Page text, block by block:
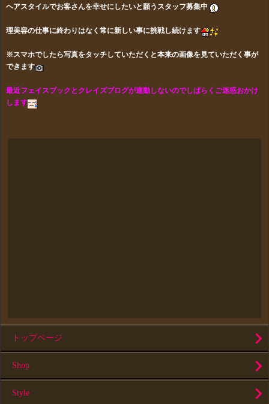
ヘアスタイルでお客さんを幸せにしたいと願うスタッフ募集中
理美容の仕事に終わりはなく常に新しい事に挑戦し続けます
※スマホでしたら写真をタッチしていただくと本来の画像を見ていただく事が
できます
最近フェイスブックとクレイズブログが連動しないのでしばらくご迷惑おかけ
します
トップページ
Shop
Style